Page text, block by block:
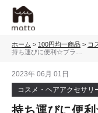
ホーム > 100円均一商品 > コ
持ち運びに便利☆ブラシ
場！
2023年 06月 01日
コスメ・ヘアアクセサリ
持ち運びに便